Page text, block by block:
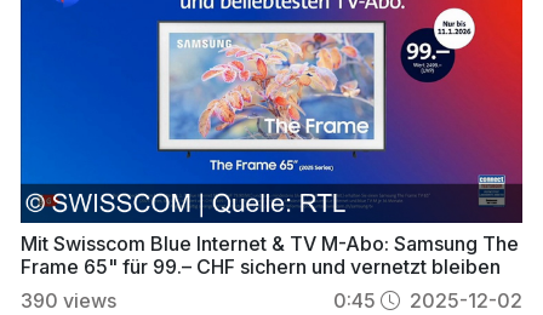
Mit Swisscom Blue Internet & TV M-Abo: Samsung The
Frame 65" für 99.– CHF sichern und vernetzt bleiben
390 views 0:45 2025-12-02